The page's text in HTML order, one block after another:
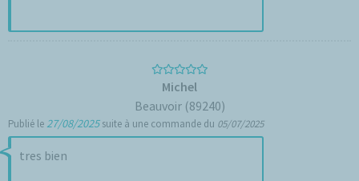
Michel
Beauvoir (89240)
Publié le27/08/2025suite à une commande du 05/07/2025
tres bien